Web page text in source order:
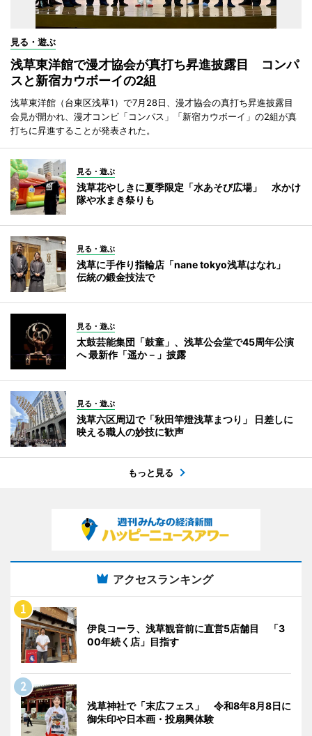
見る・遊ぶ
浅草東洋館で漫才協会が真打ち昇進披露目 コンパ
スと新宿カウボーイの2組
浅草東洋館（台東区浅草1）で7月28日、漫才協会の真打ち昇進披露目
会見が開かれ、漫才コンビ「コンパス」「新宿カウボーイ」の2組が真
打ちに昇進することが発表された。
見る・遊ぶ
浅草花やしきに夏季限定「水あそび広場」 水かけ
隊や水まき祭りも
見る・遊ぶ
浅草に手作り指輪店「nane tokyo浅草はなれ」
伝統の鍛金技法で
見る・遊ぶ
太鼓芸能集団「鼓童」、浅草公会堂で45周年公演
へ 最新作「遥か－」披露
見る・遊ぶ
浅草六区周辺で「秋田竿燈浅草まつり」 日差しに
映える職人の妙技に歓声
もっと見る
アクセスランキング
伊良コーラ、浅草観音前に直営5店舗目 「3
00年続く店」目指す
浅草神社で「末広フェス」 令和8年8月8日に
御朱印や日本画・投扇興体験